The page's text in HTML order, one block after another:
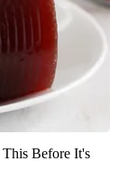
Before It's